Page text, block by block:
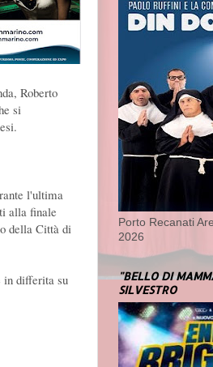
Roberto
si
l'ultima
alla finale
della Città di
in differita su
Porto Recanati
2026
"BELLO DI
SILVESTRO